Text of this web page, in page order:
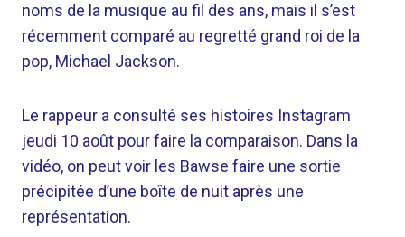
noms de la musique au fil des ans, mais il s’est
récemment comparé au regretté grand roi de la
pop, Michael Jackson.
Le rappeur a consulté ses histoires Instagram
jeudi 10 août pour faire la comparaison. Dans la
vidéo, on peut voir les Bawse faire une sortie
précipitée d’une boîte de nuit après une
représentation.